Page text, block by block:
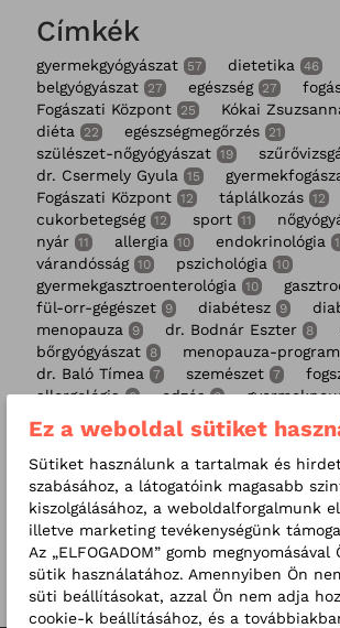
Címkék
gyermekgyógyászat 57 dietetika 46
belgyógyászat 27 egészség 27
Fogászati Központ 25 Kókai
diéta 22 egészségmegőrzés 21
szülészet-nőgyógyászat 19
dr. Csermely Gyula 15
Fogászati Központ 12 táplálkozás 12
cukorbetegség 12 sport 11
nyár 11 allergia 10 endokrinológia
várandósság 10 pszichológia 10
gyermekgasztroenterológia 10
fül-orr-gégészet 9 diabétesz 9
menopauza 9 dr. Bodnár Eszter 8
bőrgyógyászat 8 menopauza-program
dr. Baló Tímea 7 szemészet 7
allergológia 6 edzés 6
fejfájás RMC Fogászati Központ
infektológia 6 fogszabályozás 6
Dr. Nagy Adrienne 5 fejfájás klinika 5
mammográfia 5 stressz 5
Magzati Medicina Központ 5
immunrendszer 4 fogérzékenység 4
gyermekgyógyászati központ 4
túlsúly 4 dr. Erős Nóra 4
láthatatlan fogszabályozó 4 magzati
Ez a weboldal sütiket
Sütiket használunk a tartalmak és
szabásához, a látogatóink magasabb
kiszolgálásához, a weboldalforgalmunk
illetve marketing tevékenységünk
Az „ELFOGADOM” gomb
sütik használatához. Amennyiben Ön
süti beállításokat, azzal Ön nem adja
cookie-k beállításához, és a